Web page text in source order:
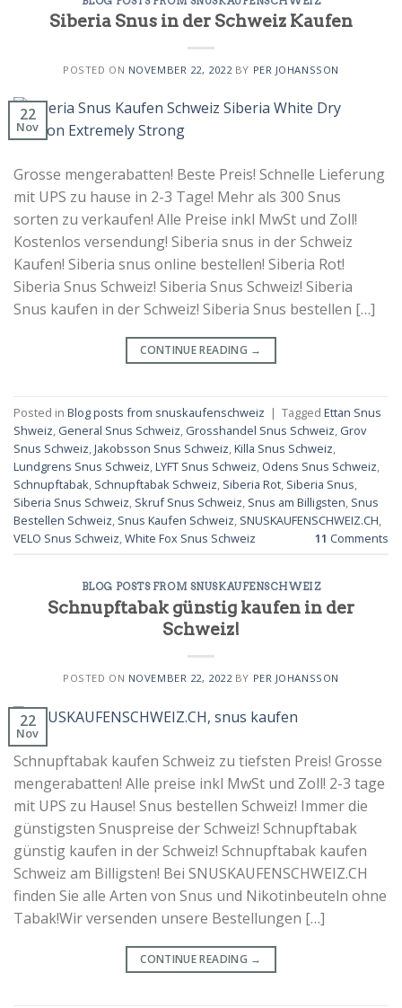
Siberia Snus in der Schweiz Kaufen
POSTED ON NOVEMBER 22, 2022BY PER JOHANSSON
22
Nov
Grosse mengerabatten! Beste Preis! Schnelle Lieferung
mit UPS zu hause in 2-3 Tage! Mehr als 300 Snus
sorten zu verkaufen! Alle Preise inkl MwSt und Zoll!
Kostenlos versendung! Siberia snus in der Schweiz
Kaufen! Siberia snus online bestellen! Siberia Rot!
Siberia Snus Schweiz! Siberia Snus Schweiz! Siberia
Snus kaufen in der Schweiz! Siberia Snus bestellen […]
CONTINUE READING →
Posted in Blog posts from snuskaufenschweiz | Tagged Ettan Snus
Shweiz, General Snus Schweiz, Grosshandel Snus Schweiz, Grov
Snus Schweiz,Jakobsson Snus Schweiz,Killa Snus Schweiz,
Lundgrens Snus Schweiz,LYFT Snus Schweiz, Odens Snus Schweiz,
Schnupftabak, Schnupftabak Schweiz, Siberia Rot, Siberia Snus,
Siberia Snus Schweiz, Skruf Snus Schweiz, Snus am Billigsten, Snus
Bestellen Schweiz, Snus Kaufen Schweiz, SNUSKAUFENSCHWEIZ.CH,
VELO Snus Schweiz,White Fox Snus Schweiz 11 Comments
BLOG POSTS FROM SNUSKAUFENSCHWEIZ
Schnupftabak günstig kaufen in der
Schweiz!
POSTED ON NOVEMBER 22, 2022 BY PER JOHANSSON
22
Nov
Schnupftabak kaufen Schweiz zu tiefsten Preis! Grosse
mengerabatten! Alle preise inkl MwSt und Zoll! 2-3 tage
mit UPS zu Hause! Snus bestellen Schweiz! Immer die
günstigsten Snuspreise der Schweiz! Schnupftabak
günstig kaufen in der Schweiz! Schnupftabak kaufen
Schweiz am Billigsten! Bei SNUSKAUFENSCHWEIZ.CH
finden Sie alle Arten von Snus und Nikotinbeuteln ohne
Tabak!Wir versenden unsere Bestellungen […]
CONTINUE READING →